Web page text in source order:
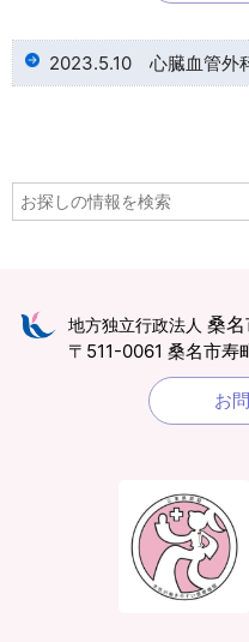
2023.5.10 心臓血管外
地方独立行政法人 桑
〒511-0061 桑名市寿
お